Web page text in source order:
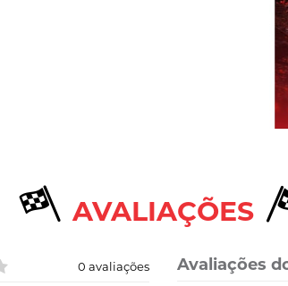
AVALIAÇÕES
0 avaliações Avaliações